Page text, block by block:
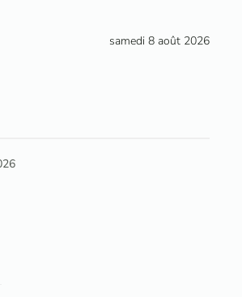
samedi 8 août 2026